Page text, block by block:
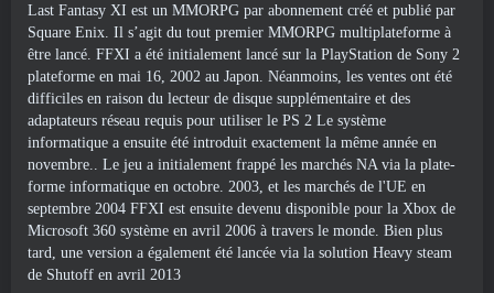
Last Fantasy XI est un MMORPG par abonnement créé et publié par
Square Enix. Il s’agit du tout premier MMORPG multiplateforme à
être lancé. FFXI a été initialement lancé sur la PlayStation de Sony 2
plateforme en mai 16, 2002 au Japon. Néanmoins, les ventes ont été
difficiles en raison du lecteur de disque supplémentaire et des
adaptateurs réseau requis pour utiliser le PS 2 Le système
informatique a ensuite été introduit exactement la même année en
novembre.. Le jeu a initialement frappé les marchés NA via la plate-
forme informatique en octobre. 2003, et les marchés de l'UE en
septembre 2004 FFXI est ensuite devenu disponible pour la Xbox de
Microsoft 360 système en avril 2006 à travers le monde. Bien plus
tard, une version a également été lancée via la solution Heavy steam
de Shutoff en avril 2013